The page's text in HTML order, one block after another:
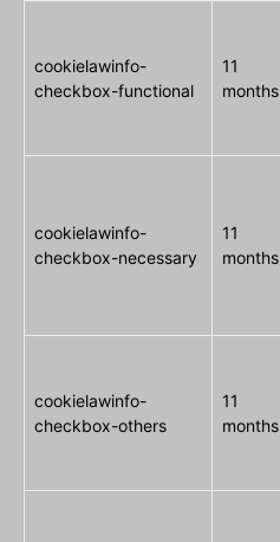
cookielawinfo-
checkbox-functional
11
months
cookielawinfo-
checkbox-necessary
11
months
cookielawinfo-
checkbox-others
11
months